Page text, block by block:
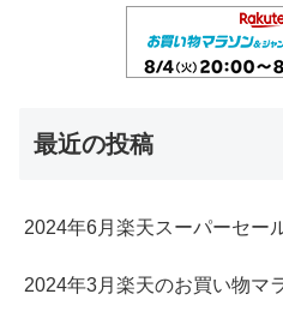
最近の投稿
2024年6月楽天スーパーセー
2024年3月楽天のお買い物マ